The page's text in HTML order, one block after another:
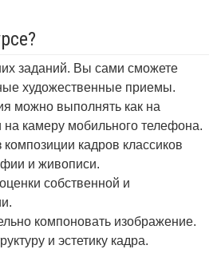
заданий. Вы сами сможете
художественные приемы.
можно выполнять как на
на камеру мобильного телефона.
кадров классиков
и живописи.
собственной и
компоновать изображение.
и эстетику кадра.